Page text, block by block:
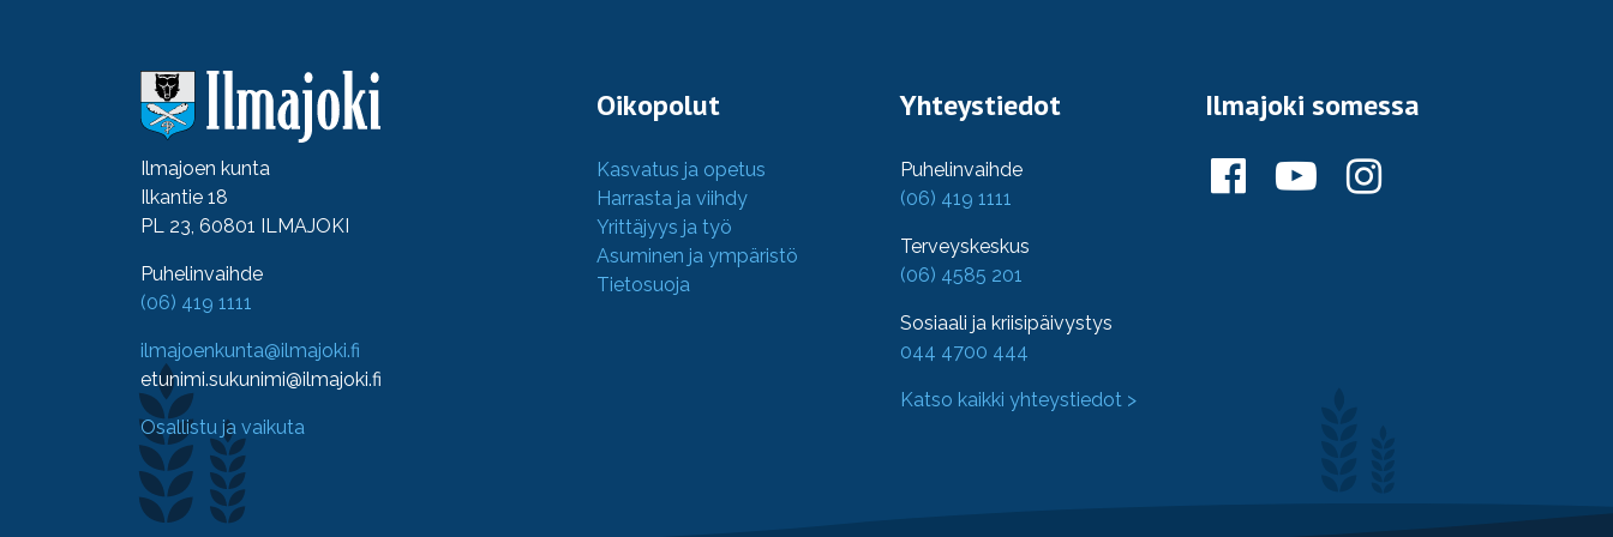
Ilmajoen kunta
Ilkantie 18
PL 23, 60801 ILMAJOKI
Puhelinvaihde
(06) 419 1111
ilmajoenkunta@ilmajoki.fi
etunimi.sukunimi@ilmajoki.fi
Osallistu ja vaikuta
Oikopolut
Kasvatus ja opetus
Harrasta ja viihdy
Yrittäjyys ja työ
Asuminen ja ympäristö
Tietosuoja
Yhteystiedot
Puhelinvaihde
(06) 419 1111
Terveyskeskus
(06) 4585 201
Sosiaali ja kriisipäivystys
044 4700 444
Katso kaikki yhteystiedot >
Ilmajoki somessa